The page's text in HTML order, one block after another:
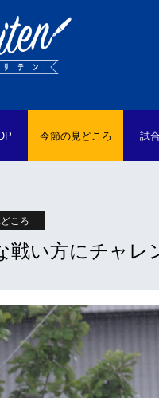
今節の見どころ 試
ころ
戦い方にチャレ